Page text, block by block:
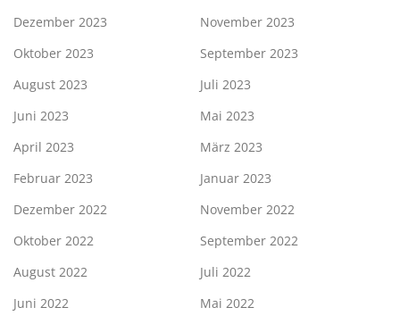
Dezember 2023
November 2023
Oktober 2023
September 2023
August 2023
Juli 2023
Juni 2023
Mai 2023
April 2023
März 2023
Februar 2023
Januar 2023
Dezember 2022
November 2022
Oktober 2022
September 2022
August 2022
Juli 2022
Juni 2022
Mai 2022